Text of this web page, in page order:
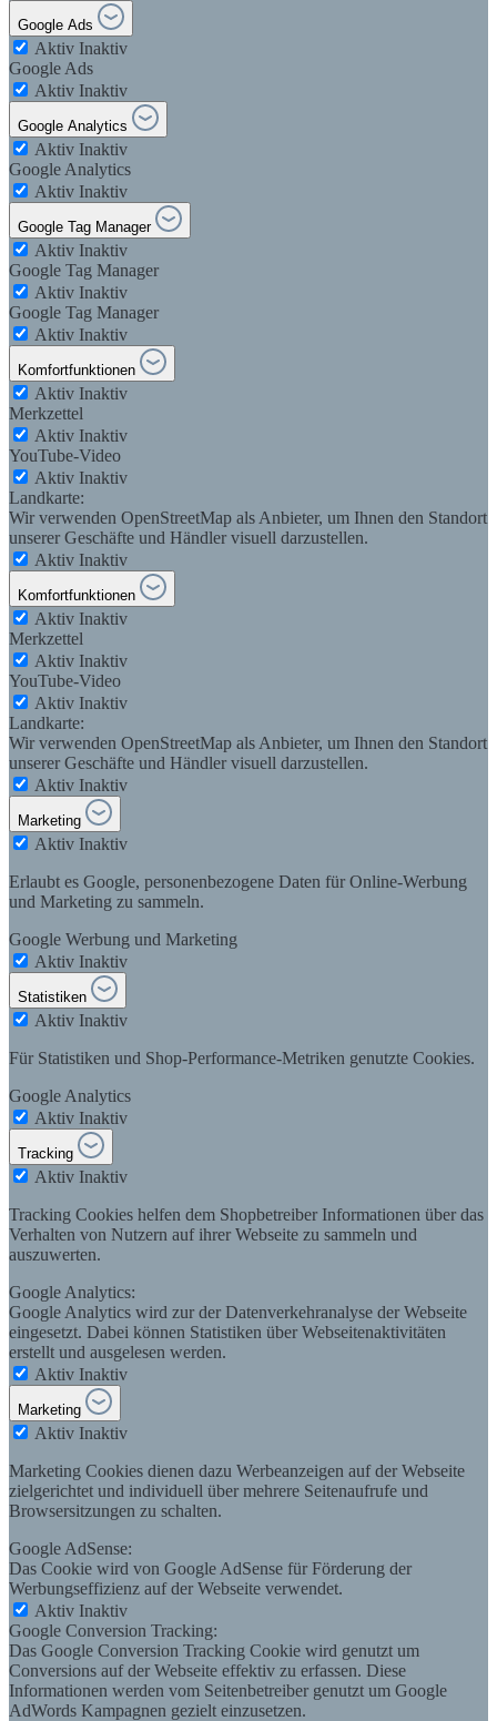
Google Ads
Aktiv Inaktiv
Google Ads
Aktiv Inaktiv
Google Analytics
Aktiv Inaktiv
Google Analytics
Aktiv Inaktiv
Google Tag Manager
Aktiv Inaktiv
Google Tag Manager
Aktiv Inaktiv
Google Tag Manager
Aktiv Inaktiv
Komfortfunktionen
Aktiv Inaktiv
Merkzettel
Aktiv Inaktiv
YouTube-Video
Aktiv Inaktiv
Landkarte:
Wir verwenden OpenStreetMap als Anbieter, um Ihnen den Standort
unserer Geschäfte und Händler visuell darzustellen.
Aktiv Inaktiv
Komfortfunktionen
Aktiv Inaktiv
Merkzettel
Aktiv Inaktiv
YouTube-Video
Aktiv Inaktiv
Landkarte:
Wir verwenden OpenStreetMap als Anbieter, um Ihnen den Standort
unserer Geschäfte und Händler visuell darzustellen.
Aktiv Inaktiv
Marketing
Aktiv Inaktiv
Erlaubt es Google, personenbezogene Daten für Online-Werbung
und Marketing zu sammeln.
Google Werbung und Marketing
Aktiv Inaktiv
Statistiken
Aktiv Inaktiv
Für Statistiken und Shop-Performance-Metriken genutzte Cookies.
Google Analytics
Aktiv Inaktiv
Tracking
Aktiv Inaktiv
Tracking Cookies helfen dem Shopbetreiber Informationen über das
Verhalten von Nutzern auf ihrer Webseite zu sammeln und
auszuwerten.
Google Analytics:
Google Analytics wird zur der Datenverkehranalyse der Webseite
eingesetzt. Dabei können Statistiken über Webseitenaktivitäten
erstellt und ausgelesen werden.
Aktiv Inaktiv
Marketing
Aktiv Inaktiv
Marketing Cookies dienen dazu Werbeanzeigen auf der Webseite
zielgerichtet und individuell über mehrere Seitenaufrufe und
Browsersitzungen zu schalten.
Google AdSense:
Das Cookie wird von Google AdSense für Förderung der
Werbungseffizienz auf der Webseite verwendet.
Aktiv Inaktiv
Google Conversion Tracking:
Das Google Conversion Tracking Cookie wird genutzt um
Conversions auf der Webseite effektiv zu erfassen. Diese
Informationen werden vom Seitenbetreiber genutzt um Google
AdWords Kampagnen gezielt einzusetzen.